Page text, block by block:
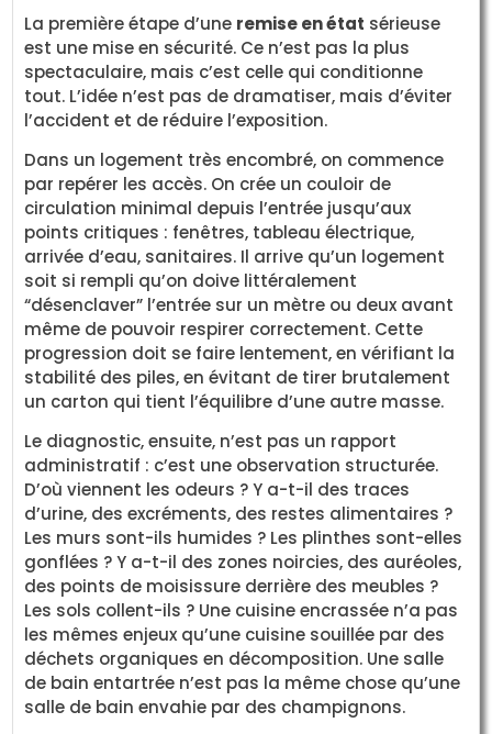
La première étape d’une remise en état sérieuse
est une mise en sécurité. Ce n’est pas la plus
spectaculaire, mais c’est celle qui conditionne
tout. L’idée n’est pas de dramatiser, mais d’éviter
l’accident et de réduire l’exposition.
Dans un logement très encombré, on commence
par repérer les accès. On crée un couloir de
circulation minimal depuis l’entrée jusqu’aux
points critiques : fenêtres, tableau électrique,
arrivée d’eau, sanitaires. Il arrive qu’un logement
soit si rempli qu’on doive littéralement
“désenclaver” l’entrée sur un mètre ou deux avant
même de pouvoir respirer correctement. Cette
progression doit se faire lentement, en vérifiant la
stabilité des piles, en évitant de tirer brutalement
un carton qui tient l’équilibre d’une autre masse.
Le diagnostic, ensuite, n’est pas un rapport
administratif : c’est une observation structurée.
D’où viennent les odeurs ? Y a-t-il des traces
d’urine, des excréments, des restes alimentaires ?
Les murs sont-ils humides ? Les plinthes sont-elles
gonflées ? Y a-t-il des zones noircies, des auréoles,
des points de moisissure derrière des meubles ?
Les sols collent-ils ? Une cuisine encrassée n’a pas
les mêmes enjeux qu’une cuisine souillée par des
déchets organiques en décomposition. Une salle
de bain entartrée n’est pas la même chose qu’une
salle de bain envahie par des champignons.